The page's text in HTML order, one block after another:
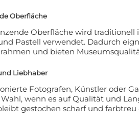
Oberfläche
Oberfläche wird
Pastell verwendet. Dadurch
und bieten
Liebhaber
Fotografen, Künstler oder
wenn es auf Qualität und
gestochen scharf und farbtreu